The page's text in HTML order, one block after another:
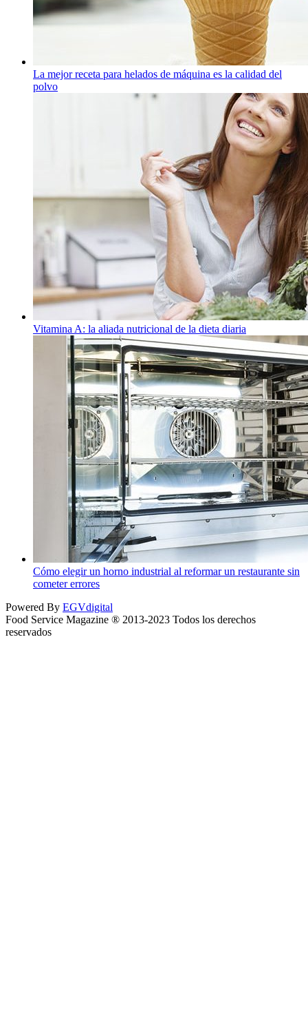
La mejor receta para helados de máquina es la calidad del
polvo
Vitamina A: la aliada nutricional de la dieta diaria
Cómo elegir un horno industrial al reformar un restaurante sin
cometer errores
Powered By EGVdigital
Food Service Magazine ® 2013-2023 Todos los derechos
reservados